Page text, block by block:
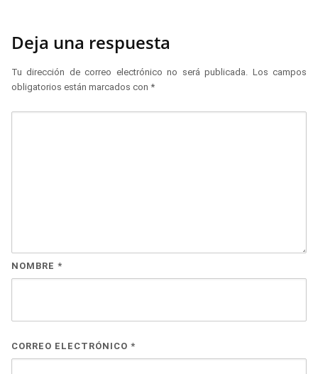
Deja una respuesta
Tu dirección de correo electrónico no será publicada. Los campos
obligatorios están marcados con *
NOMBRE *
CORREO ELECTRÓNICO *